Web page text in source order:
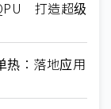
打造超级
热：落地应用